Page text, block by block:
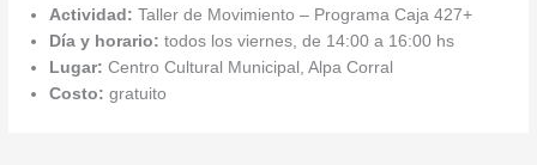
Actividad: Taller de Movimiento – Programa Caja 427+
Día y horario: todos los viernes, de 14:00 a 16:00 hs
Lugar: Centro Cultural Municipal, Alpa Corral
Costo: gratuito